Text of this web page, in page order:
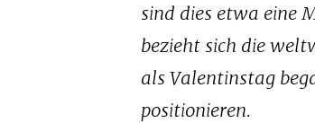
sind dies etwa eine
bezieht sich die
als Valentinstag
positionieren.